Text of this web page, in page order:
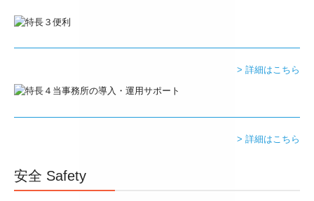
> 詳細はこちら
> 詳細はこちら
安全 Safety